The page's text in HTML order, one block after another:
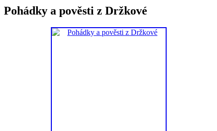
Pohádky a pověsti z Držkové